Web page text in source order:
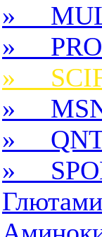
»
»
»
»
»
»